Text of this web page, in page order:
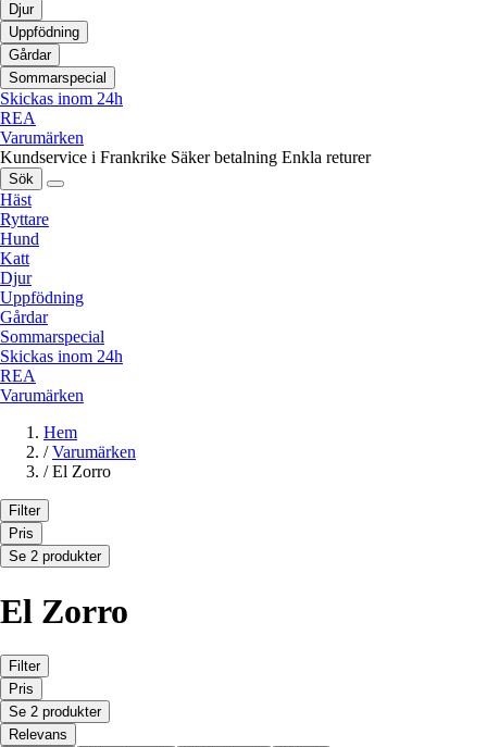
Djur
Uppfödning
Gårdar
Sommarspecial
Skickas inom 24h
REA
Varumärken
Kundservice i Frankrike Säker betalning Enkla returer
Sök
Häst
Ryttare
Hund
Katt
Djur
Uppfödning
Gårdar
Sommarspecial
Skickas inom 24h
REA
Varumärken
Hem
/ Varumärken
/ El Zorro
Filter
Pris
Se 2 produkter
El Zorro
Filter
Pris
Se 2 produkter
Relevans